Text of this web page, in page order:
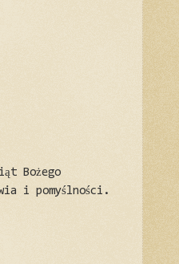
Bożego
i pomyślności.